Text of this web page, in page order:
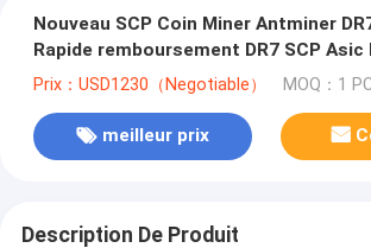
Nouveau SCP Coin Miner Antminer
Rapide remboursement DR7 SCP Asic
Prix：USD1230（Negotiable） MOQ：1
meilleur prix
Description De Produit